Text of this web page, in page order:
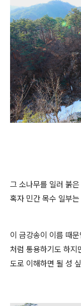
그 소나무를 일러 붉
혹자 민간 목수 일부
이 금강송이 이름 때
처럼 통용하기도 하지
도로 이해하면 될 성